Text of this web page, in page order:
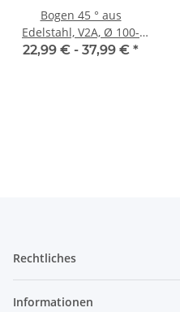
Bogen 45 ° aus
Edelstahl, V2A, Ø 100-
250 mm
22,99 € - 37,99 € *
Rechtliches
Informationen